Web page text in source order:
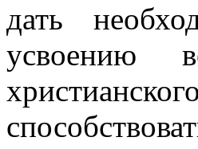
дать
усвоению